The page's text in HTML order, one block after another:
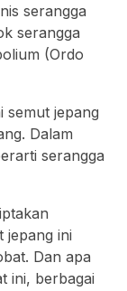
serangga
serangga
(Ordo
semut jepang
Dalam
serangga
jepang ini
Dan apa
ini, berbagai